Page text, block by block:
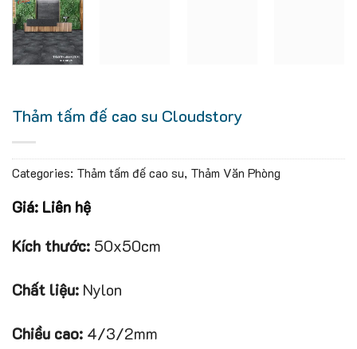
Thảm tấm đế cao su Cloudstory
Categories: Thảm tấm đế cao su, Thảm Văn Phòng
Giá: Liên hệ
Kích thước: 50x50cm
Chất liệu: Nylon
Chiều cao: 4/3/2mm